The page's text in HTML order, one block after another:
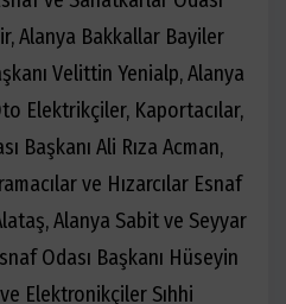
Alanya Bakkallar Bayiler
Velittin Yenialp, Alanya
Elektrikçiler, Kaportacılar,
Başkanı Ali Rıza Acman,
ve Hızarcılar Esnaf
Alanya Sabit ve Seyyar
Odası Başkanı Hüseyin
Elektronikçiler Sıhhi